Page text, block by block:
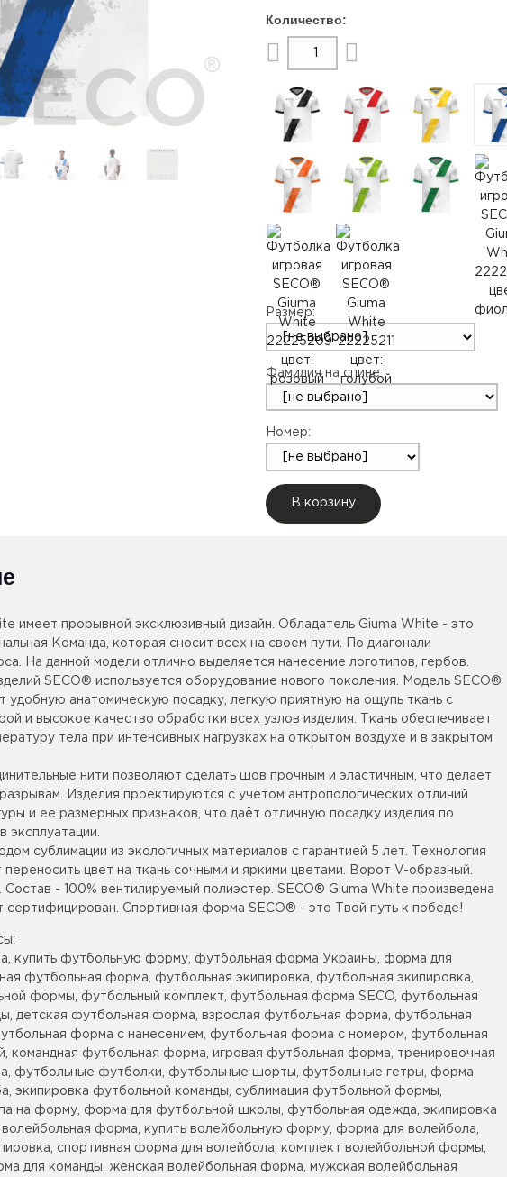
Размер:
Фамилия на спине:
Номер:
В корзину
имеет прорывной эксклюзивный дизайн. Обладатель Giuma White - это
Команда, которая сносит всех на своем пути. По диагонали
На данной модели отлично выделяется нанесение логотипов, гербов.
SECO® используется оборудование нового поколения. Модель SECO®
удобную анатомическую посадку, легкую приятную на ощупь ткань с
и высокое качество обработки всех узлов изделия. Ткань обеспечивает
тела при интенсивных нагрузках на открытом воздухе и в закрытом
нити позволяют сделать шов прочным и эластичным, что делает
Изделия проектируются с учётом антропологических отличий
и ее размерных признаков, что даёт отличную посадку изделия по
сублимации из экологичных материалов с гарантией 5 лет. Технология
цвет на ткань сочными и яркими цветами. Ворот V-образный.
Состав - 100% вентилируемый полиэстер. SECO® Giuma White произведена
сертифицирован. Спортивная форма SECO® - это Твой путь к победе!
купить футбольную форму, футбольная форма Украины, форма для
футбольная форма, футбольная экипировка, футбольная экипировка,
формы, футбольный комплект, футбольная форма SECO, футбольная
детская футбольная форма, взрослая футбольная форма, футбольная
форма с нанесением, футбольная форма с номером, футбольная
командная футбольная форма, игровая футбольная форма, тренировочная
футбольные футболки, футбольные шорты, футбольные гетры, форма
экипировка футбольной команды, сублимация футбольной формы,
на форму, форма для футбольной школы, футбольная одежда, экипировка
форма, купить волейбольную форму, форма для волейбола,
спортивная форма для волейбола, комплект волейбольной формы,
для команды, женская волейбольная форма, мужская волейбольная